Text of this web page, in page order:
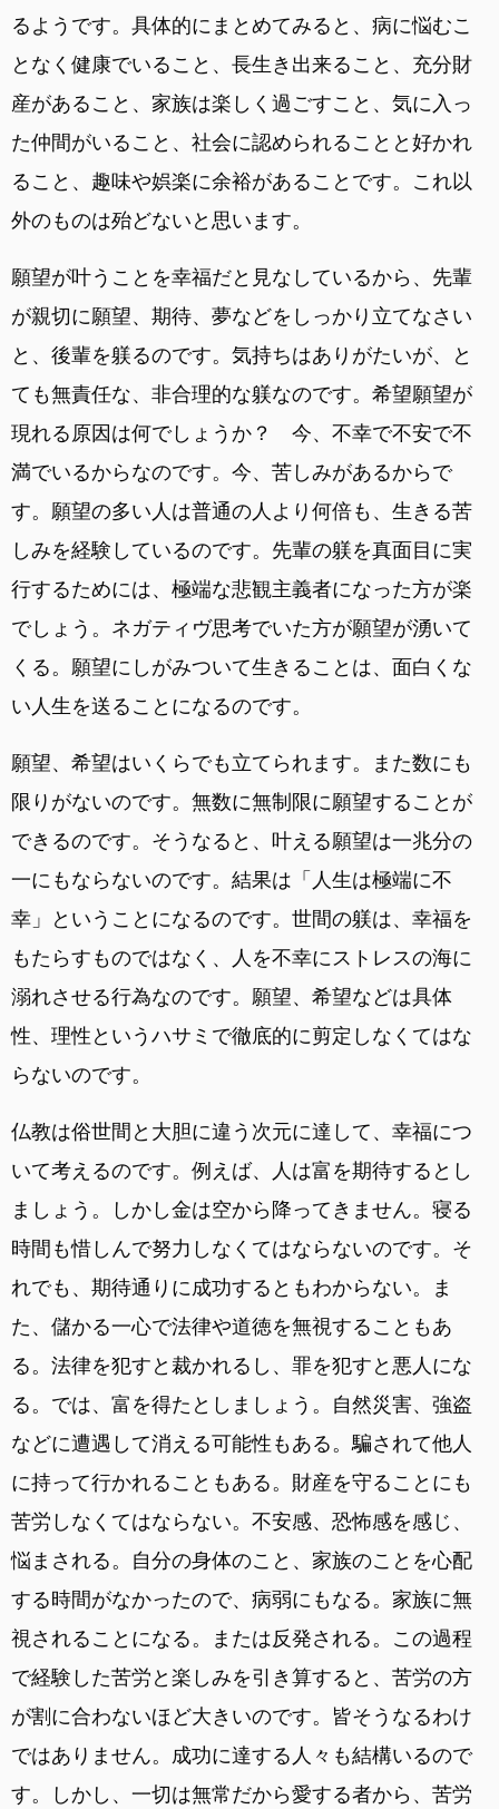
るようです。具体的にまとめてみると、病に悩むこ
となく健康でいること、長生き出来ること、充分財
産があること、家族は楽しく過ごすこと、気に入っ
た仲間がいること、社会に認められることと好かれ
ること、趣味や娯楽に余裕があることです。これ以
外のものは殆どないと思います。
願望が叶うことを幸福だと見なしているから、先輩
が親切に願望、期待、夢などをしっかり立てなさい
と、後輩を躾るのです。気持ちはありがたいが、と
ても無責任な、非合理的な躾なのです。希望願望が
現れる原因は何でしょうか？ 今、不幸で不安で不
満でいるからなのです。今、苦しみがあるからで
す。願望の多い人は普通の人より何倍も、生きる苦
しみを経験しているのです。先輩の躾を真面目に実
行するためには、極端な悲観主義者になった方が楽
でしょう。ネガティヴ思考でいた方が願望が湧いて
くる。願望にしがみついて生きることは、面白くな
い人生を送ることになるのです。
願望、希望はいくらでも立てられます。また数にも
限りがないのです。無数に無制限に願望することが
できるのです。そうなると、叶える願望は一兆分の
一にもならないのです。結果は「人生は極端に不
幸」ということになるのです。世間の躾は、幸福を
もたらすものではなく、人を不幸にストレスの海に
溺れさせる行為なのです。願望、希望などは具体
性、理性というハサミで徹底的に剪定しなくてはな
らないのです。
仏教は俗世間と大胆に違う次元に達して、幸福につ
いて考えるのです。例えば、人は富を期待するとし
ましょう。しかし金は空から降ってきません。寝る
時間も惜しんで努力しなくてはならないのです。そ
れでも、期待通りに成功するともわからない。ま
た、儲かる一心で法律や道徳を無視することもあ
る。法律を犯すと裁かれるし、罪を犯すと悪人にな
る。では、富を得たとしましょう。自然災害、強盗
などに遭遇して消える可能性もある。騙されて他人
に持って行かれることもある。財産を守ることにも
苦労しなくてはならない。不安感、恐怖感を感じ、
悩まされる。自分の身体のこと、家族のことを心配
する時間がなかったので、病弱にもなる。家族に無
視されることになる。または反発される。この過程
で経験した苦労と楽しみを引き算すると、苦労の方
が割に合わないほど大きいのです。皆そうなるわけ
ではありません。成功に達する人々も結構いるので
す。しかし、一切は無常だから愛する者から、苦労